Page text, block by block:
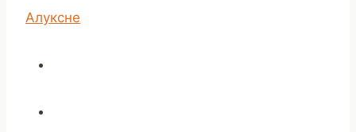
Алуксне